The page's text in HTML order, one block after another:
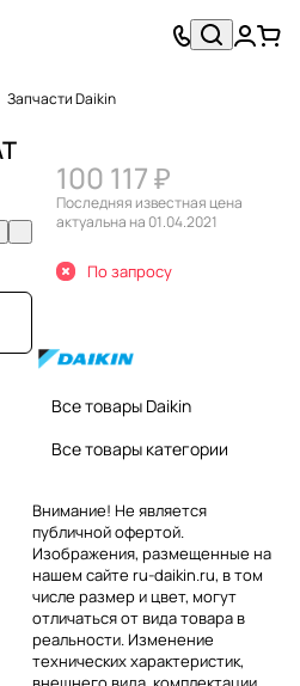
Запчасти Daikin
100 117 ₽
Последняя известная цена
актуальна на 01.04.2021
По запросу
Все товары Daikin
Все товары категории
Внимание! Не является
публичной офертой.
Изображения, размещенные на
нашем сайте ru-daikin.ru, в том
числе размер и цвет, могут
отличаться от вида товара в
реальности. Изменение
технических характеристик,